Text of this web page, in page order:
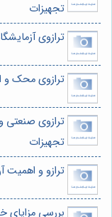
تجهیزات
ترازوی
ترازوی محک و
ترازوی صنعتی
تجهیزات
ترازو و اهمیت
بررسی مزایای